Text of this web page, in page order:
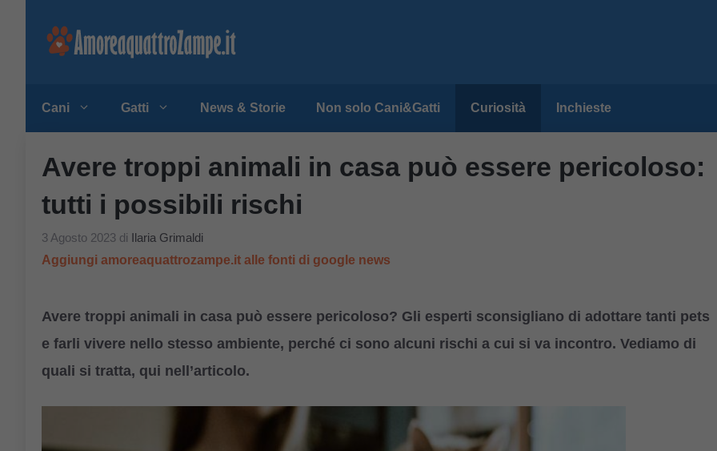
Cani Gatti News & Storie Non solo Cani&Gatti Curiosità Inchieste
Avere troppi animali in casa può essere pericoloso:
tutti i possibili rischi
3 Agosto 2023 di
Ilaria Grimaldi
Aggiungi amoreaquattrozampe.it alle fonti di google news
Avere troppi animali in casa può essere pericoloso? Gli esperti sconsigliano di adottare tanti pets
e farli vivere nello stesso ambiente, perché ci sono alcuni rischi a cui si va incontro. Vediamo di
quali si tratta, qui nell’articolo.